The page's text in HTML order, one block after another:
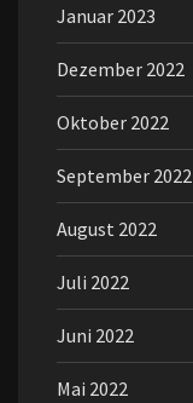
Januar 2023
Dezember 2022
Oktober 2022
September 2022
August 2022
Juli 2022
Juni 2022
Mai 2022